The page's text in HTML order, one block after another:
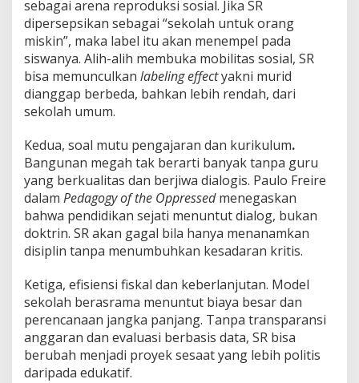
sebagai arena reproduksi sosial. Jika SR
dipersepsikan sebagai “sekolah untuk orang
miskin”, maka label itu akan menempel pada
siswanya. Alih-alih membuka mobilitas sosial, SR
bisa memunculkan labeling effectyakni murid
dianggap berbeda, bahkan lebih rendah, dari
sekolah umum.
Kedua, soal mutu pengajaran dan kurikulum.
Bangunan megah tak berarti banyak tanpa guru
yang berkualitas dan berjiwa dialogis. Paulo Freire
dalam Pedagogy of the Oppressedmenegaskan
bahwa pendidikan sejati menuntut dialog, bukan
doktrin. SR akan gagal bila hanya menanamkan
disiplin tanpa menumbuhkan kesadaran kritis.
Ketiga, efisiensi fiskal dan keberlanjutan. Model
sekolah berasrama menuntut biaya besar dan
perencanaan jangka panjang. Tanpa transparansi
anggaran dan evaluasi berbasis data, SR bisa
berubah menjadi proyek sesaat yang lebih politis
daripada edukatif.